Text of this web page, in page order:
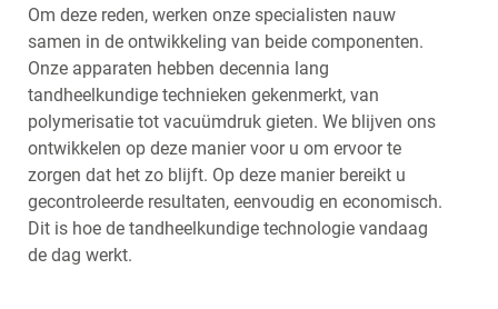
Om deze reden, werken onze specialisten nauw
samen in de ontwikkeling van beide componenten.
Onze apparaten hebben decennia lang
tandheelkundige technieken gekenmerkt, van
polymerisatie tot vacuümdruk gieten. We blijven ons
ontwikkelen op deze manier voor u om ervoor te
zorgen dat het zo blijft. Op deze manier bereikt u
gecontroleerde resultaten, eenvoudig en economisch.
Dit is hoe de tandheelkundige technologie vandaag
de dag werkt.